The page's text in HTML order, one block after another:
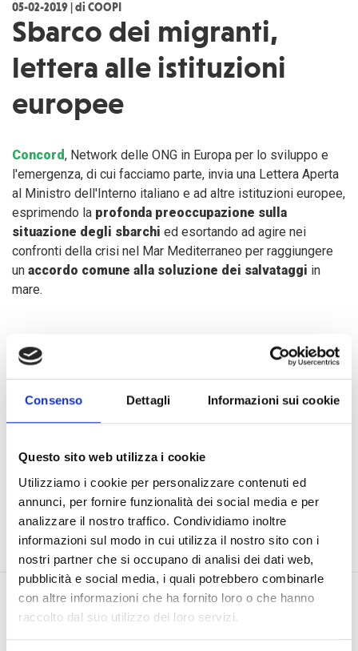
Consenso Dettagli Informazioni sui cookie
Questo sito web utilizza i cookie
Utilizziamo i cookie per personalizzare contenuti ed
annunci, per fornire funzionalità dei social media e per
analizzare il nostro traffico. Condividiamo inoltre
informazioni sul modo in cui utilizza il nostro sito con i
nostri partner che si occupano di analisi dei dati web,
pubblicità e social media, i quali potrebbero combinarle
con altre informazioni che ha fornito loro o che hanno
raccolto dal suo utilizzo dei loro servizi.
05-02-2019 | di COOPI
Sbarco dei migranti,
lettera alle istituzioni
europee
Concord, Network delle ONG in Europa per lo sviluppo e
l'emergenza, di cui facciamo parte, invia una Lettera Aperta
al Ministro dell'Interno italiano e ad altre istituzioni europee,
esprimendo la profonda preoccupazione sulla
situazione degli sbarchi ed esortando ad agire nei
confronti della crisi nel Mar Mediterraneo per raggiungere
un accordo comune alla soluzione dei salvataggi in
mare.
testo integrale della Lettera Aperta e le organizzazioni
aderenti, facendo clic sulla voce "Documenti".